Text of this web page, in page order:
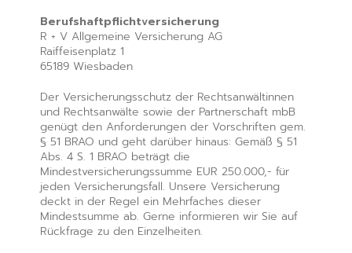
Berufshaftpflichtversicherung
R + V Allgemeine Versicherung AG
Raiffeisenplatz 1
65189 Wiesbaden
Der Versicherungsschutz der Rechtsanwältinnen
und Rechtsanwälte sowie der Partnerschaft mbB
genügt den Anforderungen der Vorschriften gem.
§ 51 BRAO und geht darüber hinaus: Gemäß § 51
Abs. 4 S. 1 BRAO beträgt die
Mindestversicherungssumme EUR 250.000,- für
jeden Versicherungsfall. Unsere Versicherung
deckt in der Regel ein Mehrfaches dieser
Mindestsumme ab. Gerne informieren wir Sie auf
Rückfrage zu den Einzelheiten.